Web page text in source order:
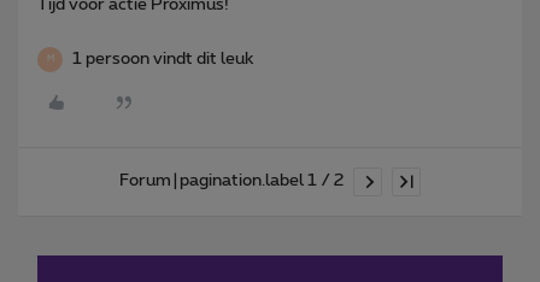
Tijd voor actie Proximus!
M 1 persoon vindt dit leuk
Forum|pagination.label 1 / 2